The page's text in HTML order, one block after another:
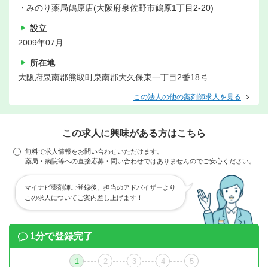
・みのり薬局鶴原店(大阪府泉佐野市鶴原1丁目2-20)
設立
2009年07月
所在地
大阪府泉南郡熊取町泉南郡大久保東一丁目2番18号
この法人の他の薬剤師求人を見る
この求人に興味がある方はこちら
無料で求人情報をお問い合わせいただけます。
薬局・病院等への直接応募・問い合わせではありませんのでご安心ください。
マイナビ薬剤師ご登録後、担当のアドバイザーより
この求人についてご案内差し上げます！
1分で登録完了
1 2 3 4 5